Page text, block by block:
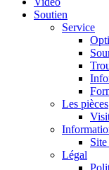
Soutien
Service
Les pièces
Légal